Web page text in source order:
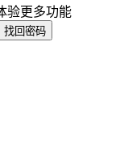
验更多功能
找回密码